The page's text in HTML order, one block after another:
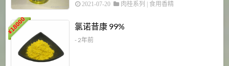
2021-07-20 肉桂系列 食用香精
¥
18000 氯诺昔康 99%
- 2年前